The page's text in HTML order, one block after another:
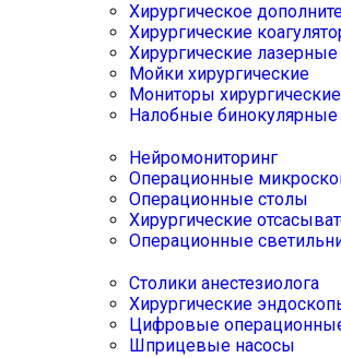
Хирургическое
Хирургические
Хирургические
Мойки хирургические
Мониторы хирургические
Налобные
Нейромониторинг
Операционные
Операционные столы
Хирургические
Операционные
Столики анестезиолога
Хирургические
Цифровые
Шприцевые насосы